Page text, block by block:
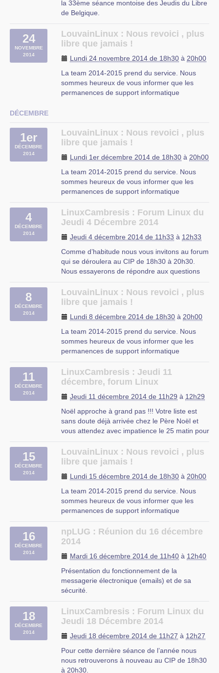
la 33ème séance montoise des Jeudis du Libre
de Belgique.
développement d’applications Android
Thématique : Internet|Programmation|Mobile
étudiants|…
L’animateur (…)
Mons
24
NOVEMBRE
2014
LouvainLinux : Nous revoici , plus
libre que jamais !
Lundi 24 novembre 2014 de 18h30 à 20h00
La team 2014-2015 prend du service. Nous
sommes heureux de vous informer que les
permanences de support informatique
les lundis de 18h30 à 22h00.
Si vous avez eu un soucis que vous n’avez (…)
DÉCEMBRE
1er
DÉCEMBRE
2014
LouvainLinux : Nous revoici , plus
libre que jamais !
Lundi 1er décembre 2014 de 18h30 à 20h00
La team 2014-2015 prend du service. Nous
sommes heureux de vous informer que les
permanences de support informatique
septembre 2014).
Pour rappel, nos permanences se donnent tous
Si vous avez eu un soucis que vous n’avez (…)
4
DÉCEMBRE
2014
LinuxCambresis : Forum Linux du
Jeudi 4 Décembre 2014
Jeudi 4 décembre 2014 de 11h33 à 12h33
Comme d’habitude nous vous invitons au forum
qui se déroulera au CIP de 18h30 à 20h30.
Nous essayerons de répondre aux questions
À demain … si vous le voulez bien.
CIP Proville
8
DÉCEMBRE
2014
LouvainLinux : Nous revoici , plus
libre que jamais !
Lundi 8 décembre 2014 de 18h30 à 20h00
La team 2014-2015 prend du service. Nous
sommes heureux de vous informer que les
permanences de support informatique
septembre 2014).
Pour rappel, nos permanences se donnent tous
Si vous avez eu un soucis que vous n’avez (…)
11
DÉCEMBRE
2014
LinuxCambresis : Jeudi 11
décembre, forum Linux
Jeudi 11 décembre 2014 de 11h29 à 12h29
Noël approche à grand pas !!! Votre liste est
sans doute déjà arrivée chez le Père Noël et
vous attendez avec impatience le 25 matin pour
blanc ne s’est pas trompé pour votre cadeau !
Après tout, ça fait presque 12 mois que l’on
15
DÉCEMBRE
2014
LouvainLinux : Nous revoici , plus
libre que jamais !
Lundi 15 décembre 2014 de 18h30 à 20h00
La team 2014-2015 prend du service. Nous
sommes heureux de vous informer que les
permanences de support informatique
septembre 2014).
Pour rappel, nos permanences se donnent tous
Si vous avez eu un soucis que vous n’avez (…)
16
DÉCEMBRE
2014
npLUG : Réunion du 16 décembre
2014
Mardi 16 décembre 2014 de 11h40 à 12h40
Présentation du fonctionnement de la
messagerie électronique (emails) et de sa
sécurité.
Fonctionnement de base Serveurs Clients de
messagerie Webmails vs clients locaux
Une seconde présentation : La contribution
financière au (…)
18
DÉCEMBRE
2014
LinuxCambresis : Forum Linux du
Jeudi 18 Décembre 2014
Jeudi 18 décembre 2014 de 11h27 à 12h27
Pour cette dernière séance de l’année nous
nous retrouverons à nouveau au CIP de 18h30
à 20h30.